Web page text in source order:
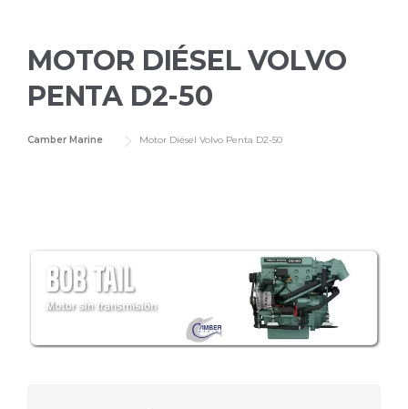
MOTOR DIÉSEL VOLVO
PENTA D2-50
Camber Marine Motor Diésel Volvo Penta D2-50